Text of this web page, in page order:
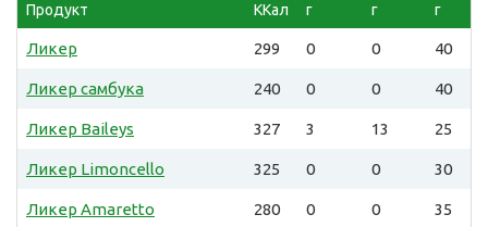
Продукт ККал
г
г
г
Ликер 299 0 0 40
Ликер самбука 240 0 0 40
Ликер Baileys 327 3 13 25
Ликер Limoncello 325 0 0 30
Ликер Amaretto 280 0 0 35